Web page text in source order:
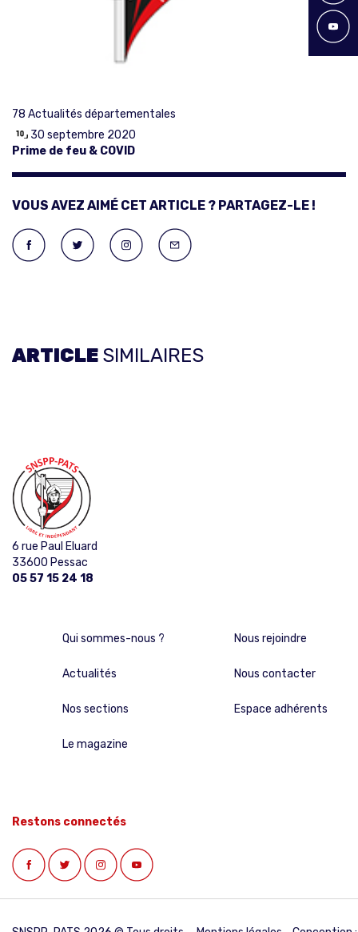
78 Actualités départementales
30 septembre 2020
Prime de feu & COVID
VOUS AVEZ AIMÉ CET ARTICLE ? PARTAGEZ-LE !
ARTICLE SIMILAIRES
6 rue Paul Eluard
33600 Pessac
05 57 15 24 18
Qui sommes-nous ?
Actualités
Nos sections
Le magazine
Nous rejoindre
Nous contacter
Espace adhérents
Restons connectés